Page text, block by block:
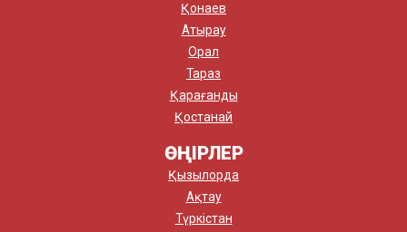
Қонаев
Атырау
Орал
Тараз
Қарағанды
Қостанай
ӨҢІРЛЕР
Қызылорда
Ақтау
Түркістан